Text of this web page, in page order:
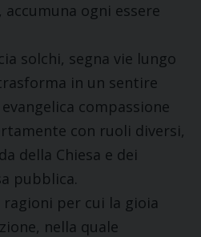
ogni essere
solchi, segna vie lungo
in un sentire
compassione
con ruoli diversi,
della Chiesa e dei
pubblica.
per cui la gioia
nella quale